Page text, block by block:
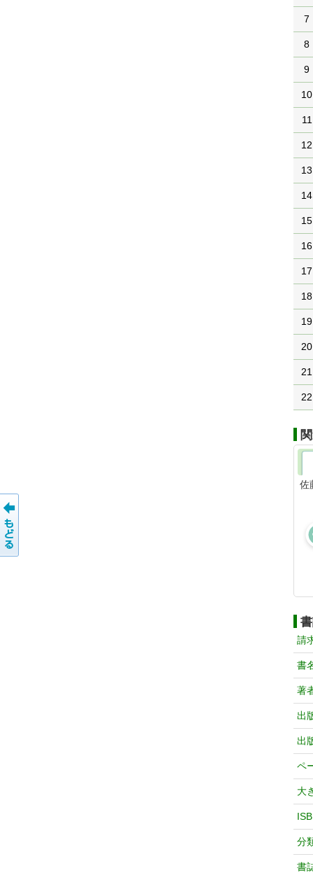
7
8
9
10
11
12
13
14
15
16
17
18
19
20
21
22
佐
請
書
著
出
出
ペ
大
分
書